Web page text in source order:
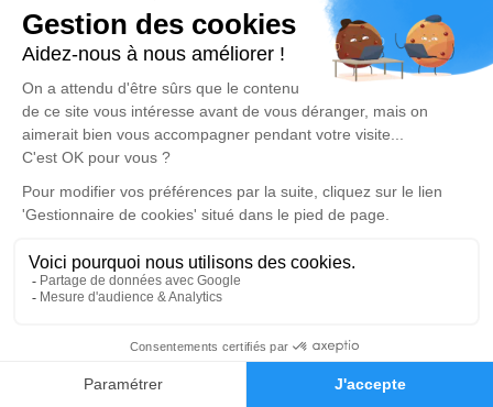
Faire-part Hommages
souvenirs, une anecdote ou exprimer vos pensées
à travers des poèmes ou des textes. Cet endroit
est un lieu d'expression dédié à honorer la
mémoire de Laurence BRANCHEREAU.
Un service de plantation d’arbre hommage est
disponible ici.
Je rends hommage
Cérémonie religieuse
Église de Rochefort-sur-Loire
Place de la Mairie